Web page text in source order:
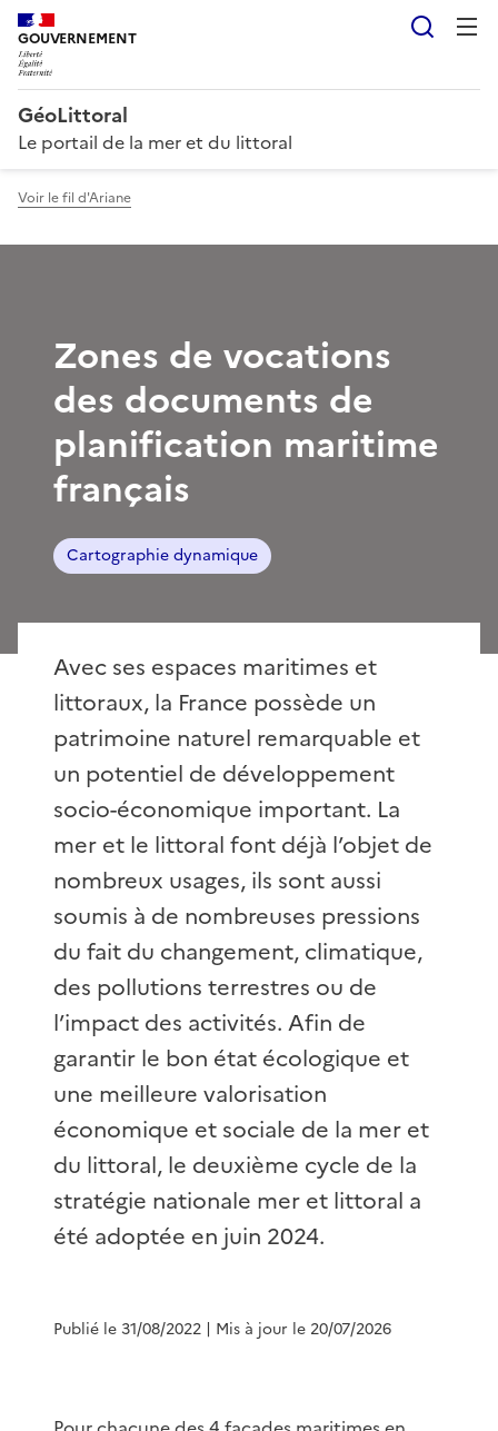
GOUVERNEMENT
GéoLittoral
Le portail de la mer et du littoral
Voir le fil d'Ariane
Zones de vocations
des documents de
planification maritime
français
Cartographie dynamique
Avec ses espaces maritimes et
littoraux, la France possède un
patrimoine naturel remarquable et
un potentiel de développement
socio-économique important. La
mer et le littoral font déjà l’objet de
nombreux usages, ils sont aussi
soumis à de nombreuses pressions
du fait du changement, climatique,
des pollutions terrestres ou de
l’impact des activités. Afin de
garantir le bon état écologique et
une meilleure valorisation
économique et sociale de la mer et
du littoral, le deuxième cycle de la
stratégie nationale mer et littoral a
été adoptée en juin 2024.
Publié le 31/08/2022 | Mis à jour le 20/07/2026